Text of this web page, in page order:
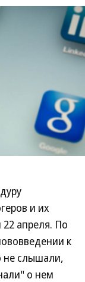
и их
апреля. По
к
не слышали,
о нем